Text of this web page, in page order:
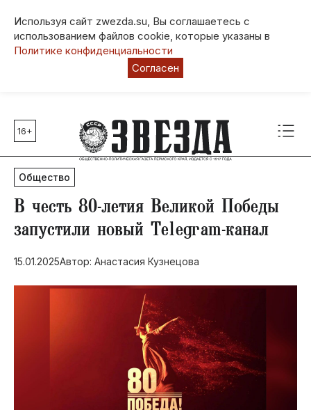
Используя сайт zwezda.su, Вы соглашаетесь с
использованием файлов cookie, которые указаны в
Политике конфиденциальности
Согласен
Главные темы
80 лет Победы
Молодежная столица РФ
СВО
Выборы в Пермском крае
Социальная поддержка
Инфраструктура
Благоустройство
16+
Общество
​В честь 80-летия Великой Победы
запустили новый Telegram-канал
15.01.2025Автор: Анастасия Кузнецова